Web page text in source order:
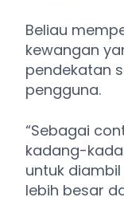
Beliau
kewangan
pendekatan
pengguna.
“Sebagai
kadang-
untuk
lebih besar